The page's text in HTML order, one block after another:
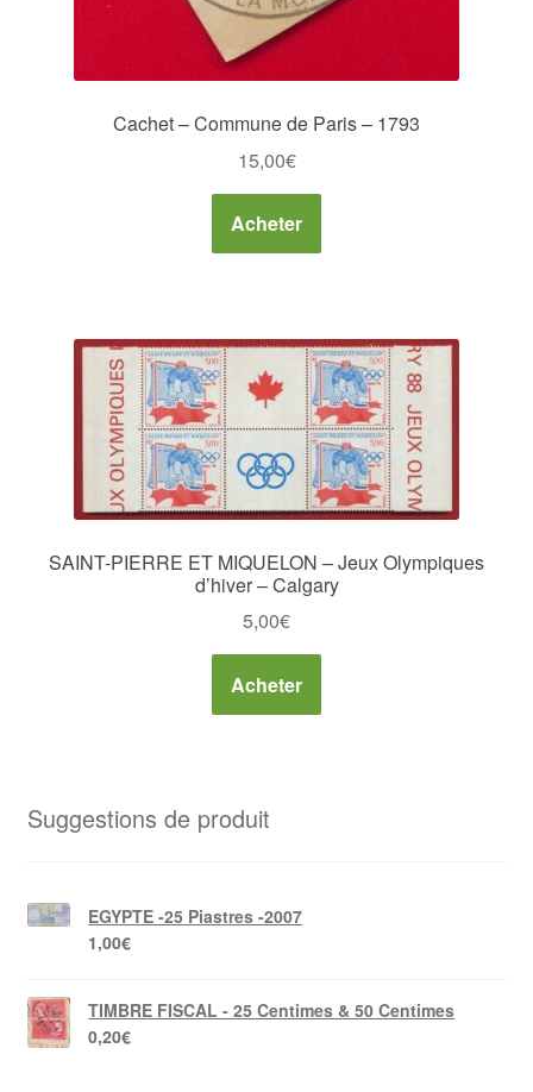
Cachet – Commune de Paris – 1793
15,00€
Acheter
SAINT-PIERRE ET MIQUELON – Jeux Olympiques
d’hiver – Calgary
5,00€
Acheter
Suggestions de produit
EGYPTE -25 Piastres -2007
1,00€
TIMBRE FISCAL - 25 Centimes & 50 Centimes
0,20€